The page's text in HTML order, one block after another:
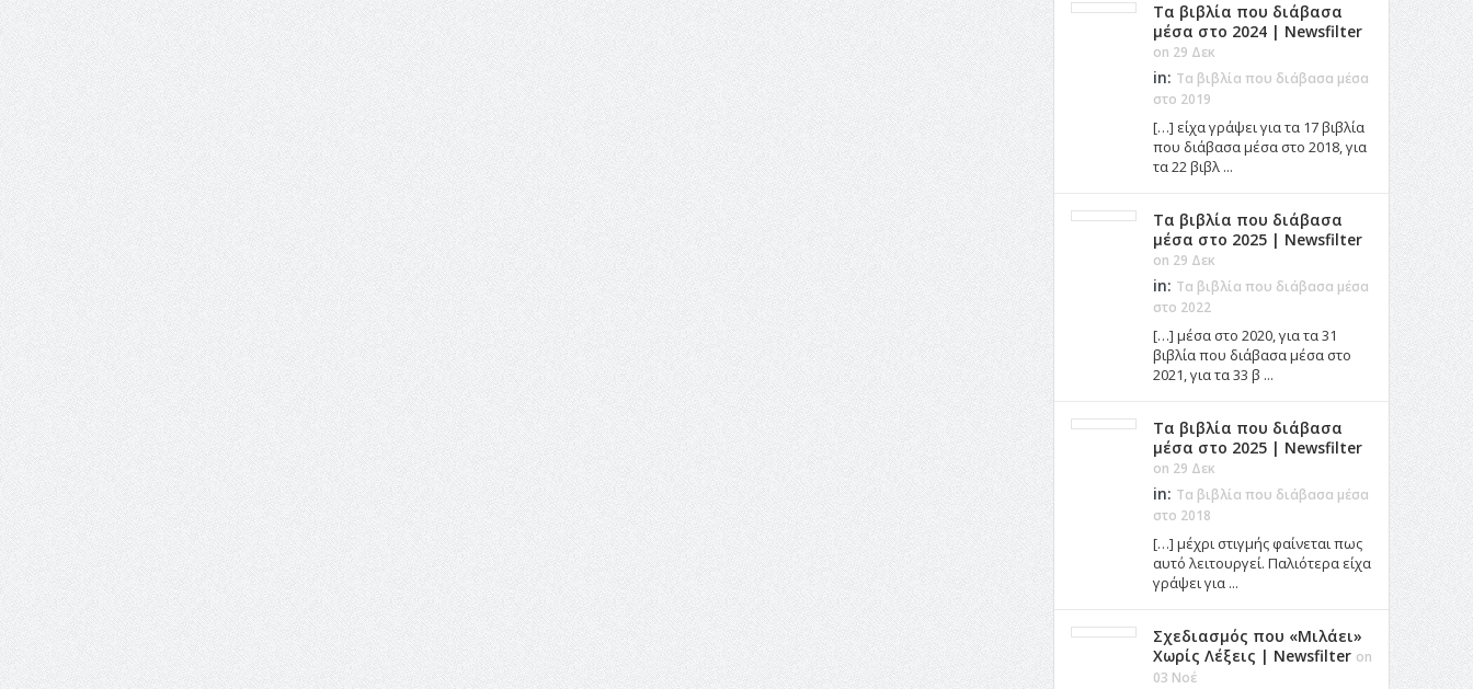
Τα βιβλία που διάβασα
μέσα στο 2024 | Newsfilter
on 29 Δεκ
in: Τα βιβλία που διάβασα μέσα
στο 2019
[…] είχα γράψει για τα 17 βιβλία
που διάβασα μέσα στο 2018, για
τα 22 βιβλ ...
Τα βιβλία που διάβασα
μέσα στο 2025 | Newsfilter
on 29 Δεκ
in: Τα βιβλία που διάβασα μέσα
στο 2022
[…] μέσα στο 2020, για τα 31
βιβλία που διάβασα μέσα στο
2021, για τα 33 β ...
Τα βιβλία που διάβασα
μέσα στο 2025 | Newsfilter
on 29 Δεκ
in: Τα βιβλία που διάβασα μέσα
στο 2018
[…] μέχρι στιγμής φαίνεται πως
αυτό λειτουργεί. Παλιότερα είχα
γράψει για ...
Σχεδιασμός που «Μιλάει»
Χωρίς Λέξεις | Newsfilter on
03 Νοέ